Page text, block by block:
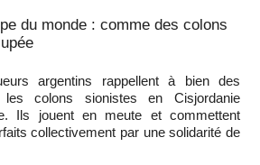
du monde : comme des colons
argentins rappellent à bien des
les colons sionistes en Cisjordanie
Ils jouent en meute et commettent
collectivement par une solidarité de